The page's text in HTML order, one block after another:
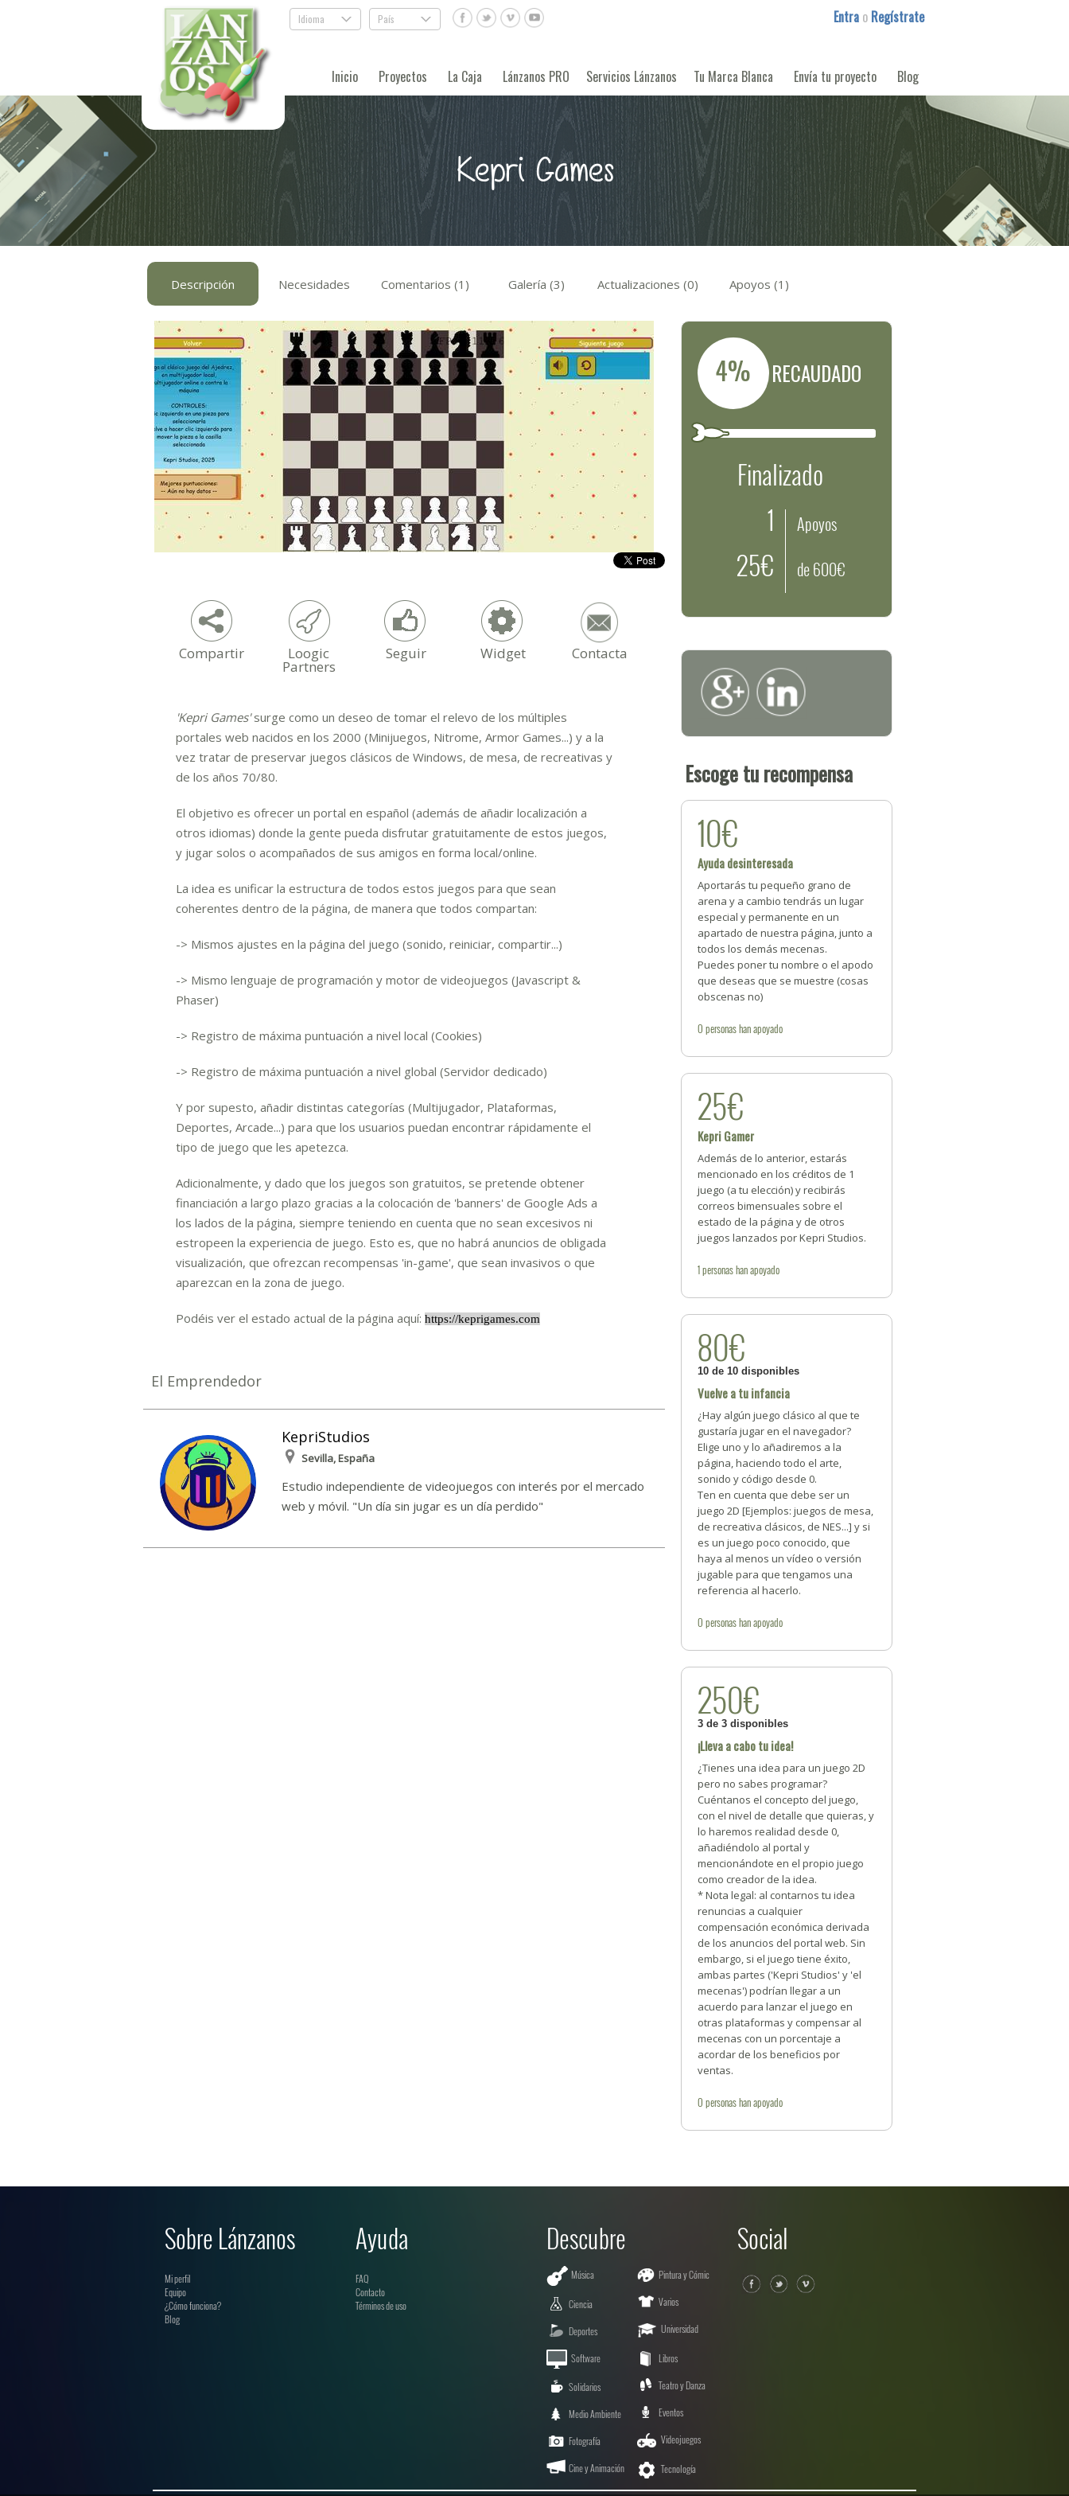
Idioma . País . Entra o Regístrate
Inicio Proyectos La Caja Lánzanos PRO Servicios Lánzanos Tu Marca Blanca Envía tu proyecto Blog
Kepri Games
Descripción Necesidades Comentarios (1) Galería (3) Actualizaciones (0) Apoyos (1)
Compartir Loogic
Partners
Seguir Widget Contacta
'Kepri Games'surge como un deseo de tomar el relevo de los múltiples
portales web nacidos en los 2000 (Minijuegos, Nitrome, Armor Games...) y a la
vez tratar de preservar juegos clásicos de Windows, de mesa, de recreativas y
de los años 70/80.
El objetivo es ofrecer un portal en español (además de añadir localización a
otros idiomas) donde la gente pueda disfrutar gratuitamente de estos juegos,
y jugar solos o acompañados de sus amigos en forma local/online.
La idea es unificar la estructura de todos estos juegos para que sean
coherentes dentro de la página, de manera que todos compartan:
-> Mismos ajustes en la página del juego (sonido, reiniciar, compartir...)
-> Mismo lenguaje de programación y motor de videojuegos (Javascript &
Phaser)
-> Registro de máxima puntuación a nivel local (Cookies)
-> Registro de máxima puntuación a nivel global (Servidor dedicado)
Y por supesto, añadir distintas categorías (Multijugador, Plataformas,
Deportes, Arcade...) para que los usuarios puedan encontrar rápidamente el
tipo de juego que les apetezca.
Adicionalmente, y dado que los juegos son gratuitos, se pretende obtener
financiación a largo plazo gracias a la colocación de 'banners' de Google Ads a
los lados de la página, siempre teniendo en cuenta que no sean excesivos ni
estropeen la experiencia de juego. Esto es, que no habrá anuncios de obligada
visualización, que ofrezcan recompensas 'in-game', que sean invasivos o que
aparezcan en la zona de juego.
Podéis ver el estado actual de la página aquí: https://keprigames.com
El Emprendedor
KepriStudios
Sevilla, España
Estudio independiente de videojuegos con interés por el mercado
web y móvil. "Un día sin jugar es un día perdido"
4% RECAUDADO
Finalizado
1
25€
Apoyos
de 600€
Escoge tu recompensa
10€
Ayuda desinteresada
Aportarás tu pequeño grano de
arena y a cambio tendrás un lugar
especial y permanente en un
apartado de nuestra página, junto a
todos los demás mecenas.
Puedes poner tu nombre o el apodo
que deseas que se muestre (cosas
obscenas no)
0personashan apoyado
25€
Kepri Gamer
Además de lo anterior, estarás
mencionado en los créditos de 1
juego (a tu elección) y recibirás
correos bimensuales sobre el
estado de la página y de otros
juegos lanzados por Kepri Studios.
1personashan apoyado
80€
10 de 10 disponibles
Vuelve a tu infancia
¿Hay algún juego clásico al que te
gustaría jugar en el navegador?
Elige uno y lo añadiremos a la
página, haciendo todo el arte,
sonido y código desde 0.
Ten en cuenta que debe ser un
juego 2D [Ejemplos: juegos de mesa,
de recreativa clásicos, de NES...] y si
es un juego poco conocido, que
haya al menos un vídeo o versión
jugable para que tengamos una
referencia al hacerlo.
0personashan apoyado
250€
3 de 3 disponibles
¡Lleva a cabo tu idea!
¿Tienes una idea para un juego 2D
pero no sabes programar?
Cuéntanos el concepto del juego,
con el nivel de detalle que quieras, y
lo haremos realidad desde 0,
añadiéndolo al portal y
mencionándote en el propio juego
como creador de la idea.
* Nota legal: al contarnos tu idea
renuncias a cualquier
compensación económica derivada
de los anuncios del portal web. Sin
embargo, si el juego tiene éxito,
ambas partes ('Kepri Studios' y 'el
mecenas') podrían llegar a un
acuerdo para lanzar el juego en
otras plataformas y compensar al
mecenas con un porcentaje a
acordar de los beneficios por
ventas.
0personashan apoyado
Sobre Lánzanos
Mi perfil
Equipo
¿Cómo funciona?
Blog
Ayuda
FAQ
Contacto
Términos de uso
Descubre
Música
Ciencia
Deportes
Software
Solidarios
Medio Ambiente
Fotografía
Cine y Animación
Pintura y Cómic
Varios
Universidad
Libros
Teatro y Danza
Eventos
Videojuegos
Tecnología
Social